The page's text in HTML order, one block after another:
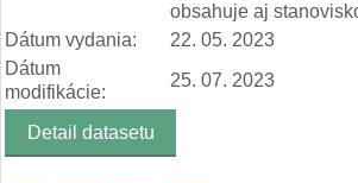
obsahuje aj
Dátum vydania:
22. 05. 2023
Dátum
modifikácie:
25. 07. 2023
Detail datasetu